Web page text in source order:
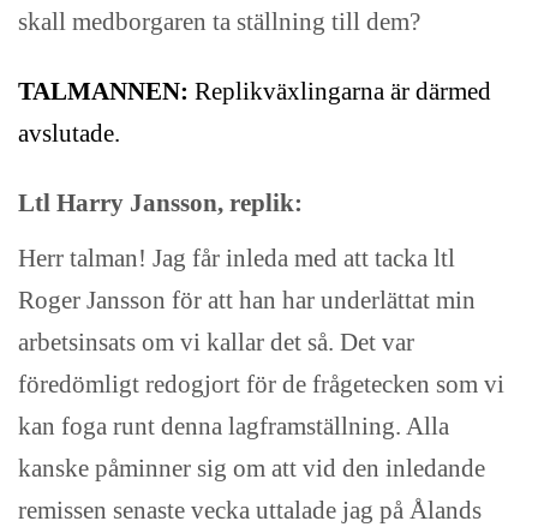
skall medborgaren ta ställning till dem?
TALMANNEN: Replikväxlingarna är därmed
avslutade.
Ltl Harry Jansson, replik:
Herr talman! Jag får inleda med att tacka ltl
Roger Jansson för att han har underlättat min
arbetsinsats om vi kallar det så. Det var
föredömligt redogjort för de frågetecken som vi
kan foga runt denna lagframställning. Alla
kanske påminner sig om att vid den inledande
remissen senaste vecka uttalade jag på Ålands